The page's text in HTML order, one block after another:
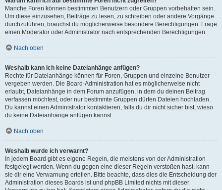
Manche Foren können bestimmten Benutzern oder Gruppen vorbehalten sein.
Um diese einzusehen, Beiträge zu lesen, zu schreiben oder andere Vorgänge
durchzuführen, brauchst du möglicherweise besondere Berechtigungen. Frage
einen Moderator oder Administrator nach entsprechenden Berechtigungen.
Nach oben
Weshalb kann ich keine Dateianhänge anfügen?
Rechte für Dateianhänge können für Foren, Gruppen und einzelne Benutzer
vergeben werden. Die Board-Administration hat es möglicherweise nicht
erlaubt, Dateianhänge in dem Forum anzufügen, in dem du deinen Beitrag
verfassen möchtest, oder nur bestimmte Gruppen dürfen Dateien hochladen.
Du kannst einen Administrator kontaktieren, falls du dir nicht sicher bist, wieso
du keine Dateianhänge anfügen kannst.
Nach oben
Weshalb wurde ich verwarnt?
In jedem Board gibt es eigene Regeln, die meistens von der Administration
festgelegt werden. Wenn du gegen eine dieser Regeln verstoßen hast, kann
sie dir eine Verwarnung erteilen. Bitte beachte, dass dies die Entscheidung der
Administration dieses Boards ist und phpBB Limited nichts mit dieser